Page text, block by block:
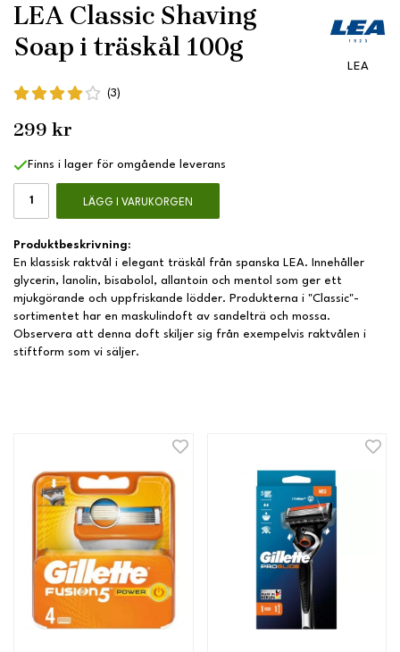
LEA Classic Shaving
Soap i träskål 100g
LEA
(3)
299 kr
Finns i lager för omgående leverans
LÄGG I VARUKORGEN
Produktbeskrivning:
En klassisk raktvål i elegant träskål från spanska LEA. Innehåller
glycerin, lanolin, bisabolol, allantoin och mentol som ger ett
mjukgörande och uppfriskande lödder. Produkterna i "Classic"-
sortimentet har en maskulindoft av sandelträ och mossa.
Observera att denna doft skiljer sig från exempelvis raktvålen i
stiftform som vi säljer.